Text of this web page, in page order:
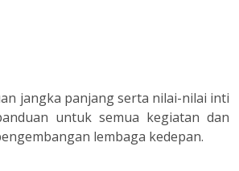
jangka panjang serta nilai-nilai inti
untuk semua kegiatan dan
lembaga kedepan.